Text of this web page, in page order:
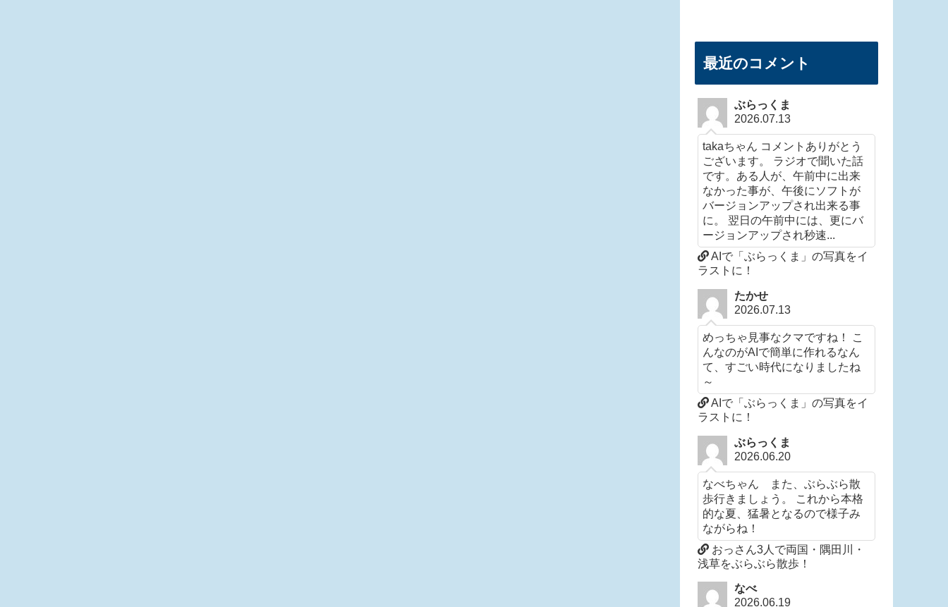
最近のコメント
ぶらっくま
2026.07.13
takaちゃん コメントありがとう
ございます。 ラジオで聞いた話
です。ある人が、午前中に出来
なかった事が、午後にソフトが
バージョンアップされ出来る事
に。 翌日の午前中には、更にバ
ージョンアップされ秒速...
AIで「ぶらっくま」の写真をイ
ラストに！
たかせ
2026.07.13
めっちゃ見事なクマですね！ こ
んなのがAIで簡単に作れるなん
て、すごい時代になりましたね
～
AIで「ぶらっくま」の写真をイ
ラストに！
ぶらっくま
2026.06.20
なべちゃん また、ぶらぶら散
歩行きましょう。 これから本格
的な夏、猛暑となるので様子み
ながらね！
おっさん3人で両国・隅田川・
浅草をぶらぶら散歩！
なべ
2026.06.19